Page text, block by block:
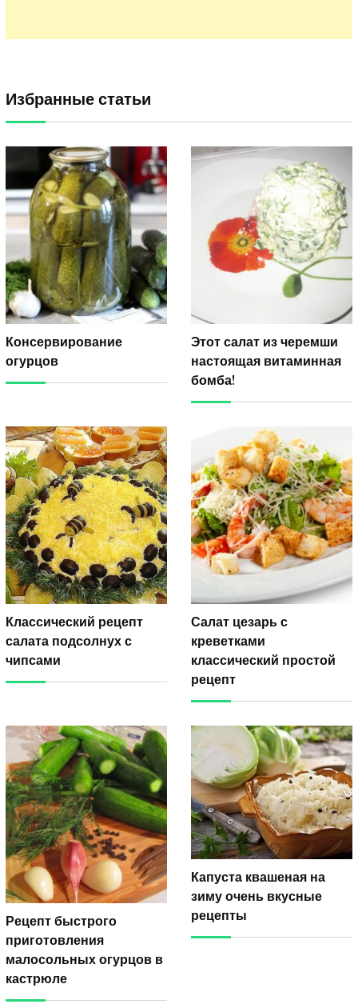
Избранные статьи
Консервирование
огурцов
Этот салат из черемши
настоящая витаминная
бомба!
Классический рецепт
салата подсолнух с
чипсами
Салат цезарь с
креветками
классический простой
рецепт
Рецепт быстрого
приготовления
малосольных огурцов в
кастрюле
Капуста квашеная на
зиму очень вкусные
рецепты